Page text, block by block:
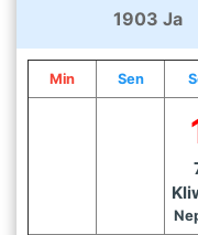
1903 Ja
Min Sen